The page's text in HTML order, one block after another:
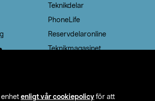
enligt vår cookiepolicy för att
Teknikdelar
PhoneLife
Reservdelaronline
Teknikmagasinet